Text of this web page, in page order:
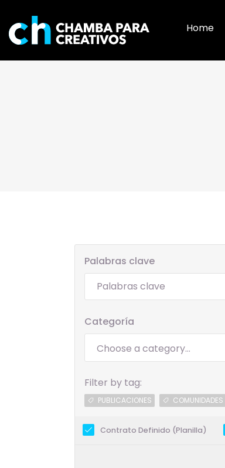
Home
Palabras clave
Categoría
Filter by tag:
PUBLICACIONES COMUNIDADES
Contrato Definido (Planilla)